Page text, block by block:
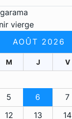
vierge
AOÛT 2026
M J V
5 6 7
12 13 14